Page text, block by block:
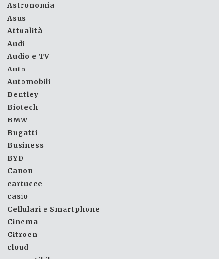
Astronomia
Asus
Attualità
Audi
Audio e TV
Auto
Automobili
Bentley
Biotech
BMW
Bugatti
Business
BYD
Canon
cartucce
casio
Cellulari e Smartphone
Cinema
Citroen
cloud